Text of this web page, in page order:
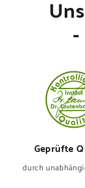
Geprüfte
durch